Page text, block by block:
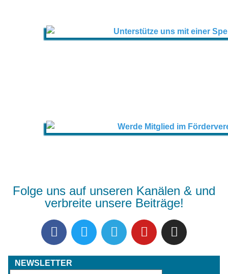
Folge uns auf unseren Kanälen & und
verbreite unsere Beiträge!
NEWSLETTER